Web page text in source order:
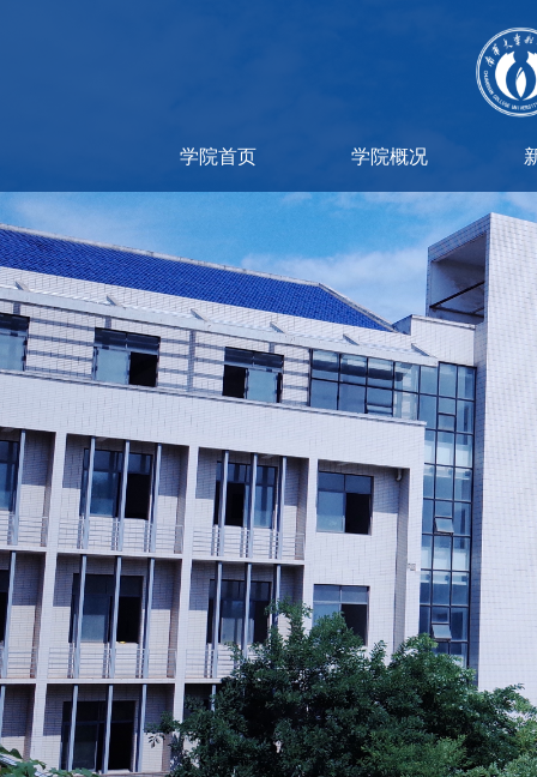
学院首页 学院概况